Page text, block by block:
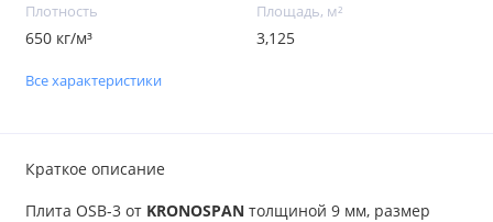
Плотность
650 кг/м³
Площадь, м²
3,125
Все характеристики
Краткое описание
Плита OSB-3 от KRONOSPANтолщиной 9 мм, размер